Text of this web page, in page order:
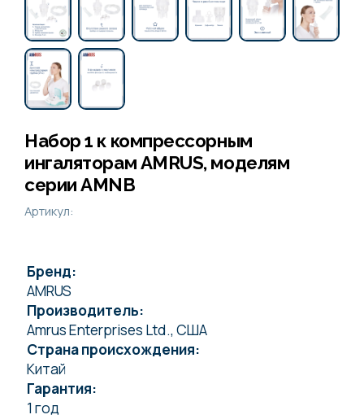
Набор 1 к компрессорным
ингаляторам AMRUS, моделям
серии AMNB
Артикул:
Бренд:
AMRUS
Производитель:
Amrus Enterprises Ltd., США
Страна происхождения:
Китай
Гарантия:
1 год